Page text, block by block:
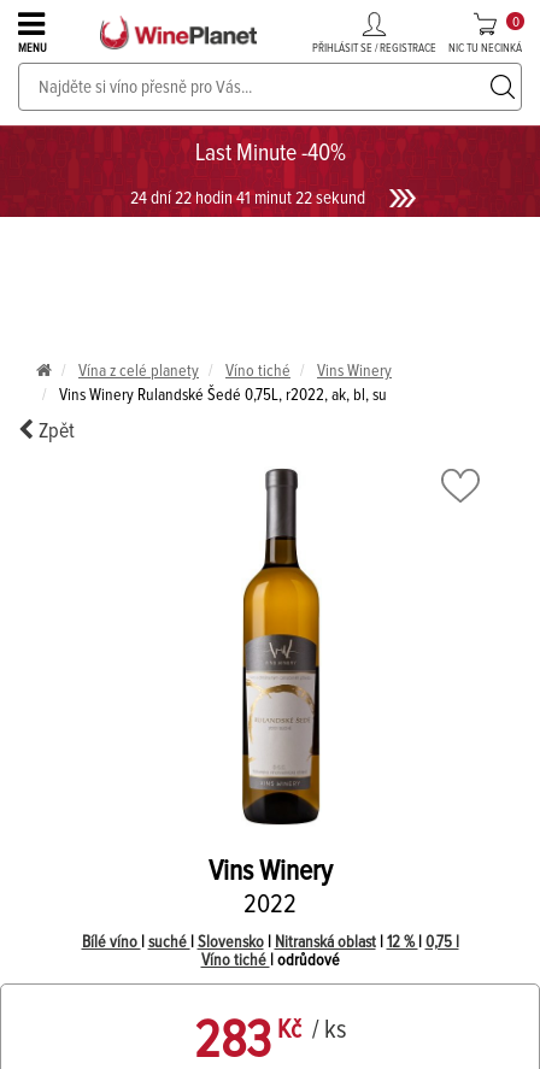
Last Minute -40%
24 dní 22 hodin 41 minut 22 sekund
MENU PŘIHLÁSIT SE / REGISTRACE NIC TU NECINKÁ
0
PROSECCO v akci až do -30%!UKÁZAT PROSECCO
Vína z celé planety Víno tiché
Vins Winery
Vins Winery Rulandské Šedé 0,75L, r2022, ak, bl, su
Zpět
Vins Winery
2022
Bílé víno suché Slovensko| Nitranská oblast| 12 % 0,75 l
Víno tiché
| odrůdové
283Kč / ks